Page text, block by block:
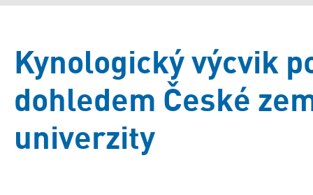
Kynologický výcvik
dohledem České
univerzity